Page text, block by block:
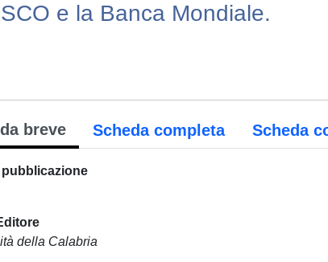
e la Banca Mondiale.
breve Scheda completa Scheda
pubblicazione
della Calabria